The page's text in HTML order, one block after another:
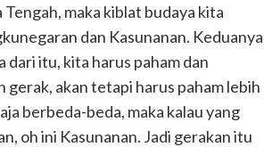
Tengah, maka kiblat budaya kita
dan Kasunanan. Keduanya
itu, kita harus paham dan
akan tetapi harus paham lebih
berbeda-beda, maka kalau yang
oh ini Kasunanan. Jadi gerakan itu